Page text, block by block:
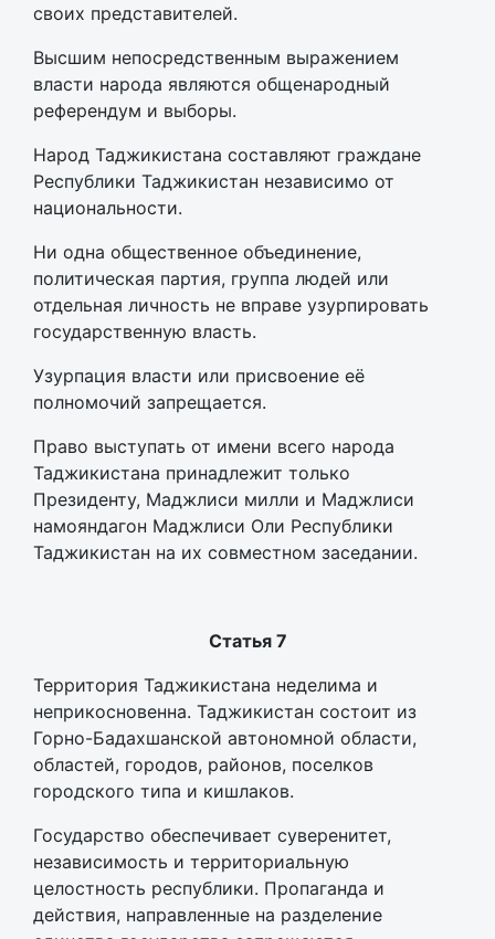
своих представителей.
Высшим непосредственным выражением
власти народа являются общенародный
референдум и выборы.
Народ Таджикистана составляют граждане
Республики Таджикистан независимо от
национальности.
Ни одна общественное объединение,
политическая партия, группа людей или
отдельная личность не вправе узурпировать
государственную власть.
Узурпация власти или присвоение её
полномочий запрещается.
Право выступать от имени всего народа
Таджикистана принадлежит только
Президенту, Маджлиси милли и Маджлиси
намояндагон Маджлиси Оли Республики
Таджикистан на их совместном заседании.
Статья 7
Территория Таджикистана неделима и
неприкосновенна. Таджикистан состоит из
Горно-Бадахшанской автономной области,
областей, городов, районов, поселков
городского типа и кишлаков.
Государство обеспечивает суверенитет,
независимость и территориальную
целостность республики. Пропаганда и
действия, направленные на разделение